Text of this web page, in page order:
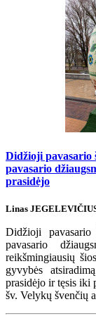
Didžioji pavasario
pavasario
prasidėjo
Linas
Didžioji
pavasario
reikšmingiausių
gyvybės
prasidėjo ir tęsis iki
šv. Velykų švenčių